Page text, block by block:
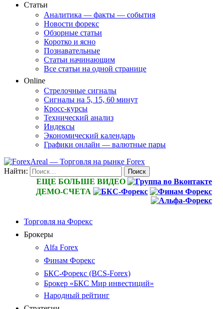
Статьи
Аналитика — факты — события
Новости форекс
Обзорные статьи
Коротко и ясно
Познавательные
Статьи начинающим
Все статьи на одной странице
Online
Стрелочные сигналы
Сигналы на 5, 15, 60 минут
Кросс-курсы
Технический анализ
Индексы
Экономический календарь
Графики онлайн — валютные пары
Найти:
ЕЩЕ БОЛЬШЕ ВИДЕО
ДЕМО-СЧЕТА
Торговля на Форекс
Брокеры
Alfa Forex
Финам Форекс
БКС-Форекс (BCS-Forex)
Брокер «БКС Мир инвестиций»
Народный рейтинг